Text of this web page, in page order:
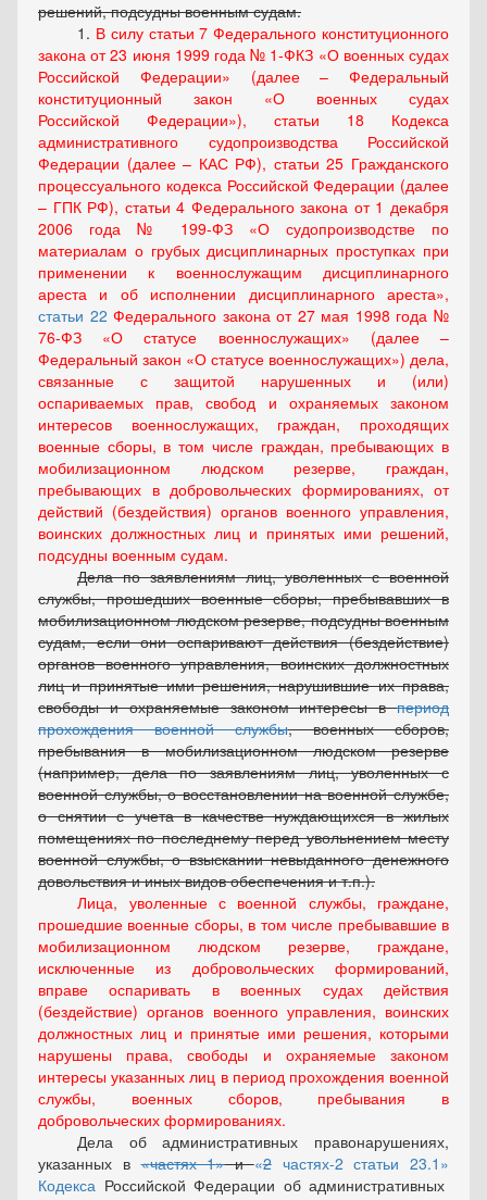
решений, подсудны военным судам.
1. В силу статьи 7 Федерального конституционного
закона от 23 июня 1999 года № 1-ФКЗ «О военных судах
Российской Федерации» (далее – Федеральный
конституционный закон «О военных судах
Российской Федерации»), статьи 18 Кодекса
административного судопроизводства Российской
Федерации (далее – КАС РФ), статьи 25 Гражданского
процессуального кодекса Российской Федерации (далее
– ГПК РФ), статьи 4 Федерального закона от 1 декабря
2006 года № 199-ФЗ «О судопроизводстве по
материалам о грубых дисциплинарных проступках при
применении к военнослужащим дисциплинарного
ареста и об исполнении дисциплинарного ареста»,
статьи 22 Федерального закона от 27 мая 1998 года №
76-ФЗ «О статусе военнослужащих» (далее –
Федеральный закон «О статусе военнослужащих») дела,
связанные с защитой нарушенных и (или)
оспариваемых прав, свобод и охраняемых законом
интересов военнослужащих, граждан, проходящих
военные сборы, в том числе граждан, пребывающих в
мобилизационном людском резерве, граждан,
пребывающих в добровольческих формированиях, от
действий (бездействия) органов военного управления,
воинских должностных лиц и принятых ими решений,
подсудны военным судам.
Дела по заявлениям лиц, уволенных с военной
службы, прошедших военные сборы, пребывавших в
мобилизационном людском резерве, подсудны военным
судам, если они оспаривают действия (бездействие)
органов военного управления, воинских должностных
лиц и принятые ими решения, нарушившие их права,
свободы и охраняемые законом интересы впериод
прохождения военной службы, военных сборов,
пребывания в мобилизационном людском резерве
(например, дела по заявлениям лиц, уволенных с
военной службы, о восстановлении на военной службе,
о снятии с учета в качестве нуждающихся в жилых
помещениях по последнему перед увольнением месту
военной службы, о взыскании невыданного денежного
довольствия и иных видов обеспечения и т.п.).
Лица, уволенные с военной службы, граждане,
прошедшие военные сборы, в том числе пребывавшие в
мобилизационном людском резерве, граждане,
исключенные из добровольческих формирований,
вправе оспаривать в военных судах действия
(бездействие) органов военного управления, воинских
должностных лиц и принятые ими решения, которыми
нарушены права, свободы и охраняемые законом
интересы указанных лиц в период прохождения военной
службы, военных сборов, пребывания в
добровольческих формированиях.
Дела об административных правонарушениях,
указанных в частях 1 и 2частях-2 статьи 23.1
Кодекса Российской Федерации об административных